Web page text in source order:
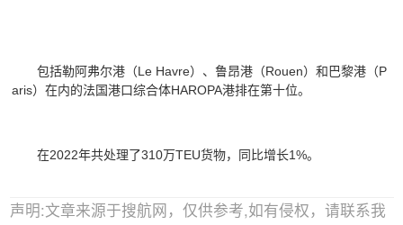
包括勒阿弗尔港（Le Havre）、鲁昂港（Rouen）和巴黎港（P
aris）在内的法国港口综合体HAROPA港排在第十位。
在2022年共处理了310万TEU货物，同比增长1%。
声明:文章来源于搜航网，仅供参考,如有侵权，请联系我